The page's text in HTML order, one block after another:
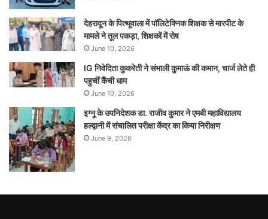
देहरादून के पित्थूवाला में पॉलिटेक्निक शिक्षक से मारपीट के
मामले ने तूल पकड़ा, शिक्षकों में रोष
June 10, 2026
IG निवेदिता कुकरेती ने संभाली कुमाऊं की कमान, चार्ज लेते ही
पहुचीं कैंची धाम
June 10, 2026
इग्नू के उपनिदेशक डा. राजीव कुमार ने एमबी महाविद्यालय
हल्द्वानी में संचालित परीक्षा केंद्र का किया निरीक्षण
June 9, 2026